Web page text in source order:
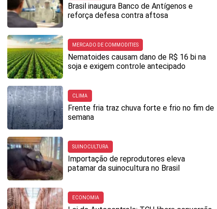
Brasil inaugura Banco de Antígenos e
reforça defesa contra aftosa
MERCADO DE COMMODITIES
Nematoides causam dano de R$ 16 bi na
soja e exigem controle antecipado
CLIMA
Frente fria traz chuva forte e frio no fim de
semana
SUINOCULTURA
Importação de reprodutores eleva
patamar da suinocultura no Brasil
ECONOMIA